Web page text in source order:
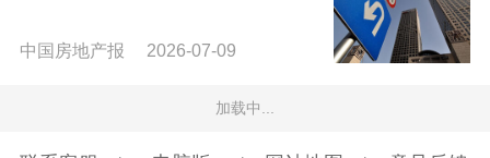
中国房地产报 2026-07-09
加载中...